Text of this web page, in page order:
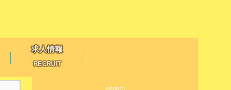
求人情報
RECRUIT
search